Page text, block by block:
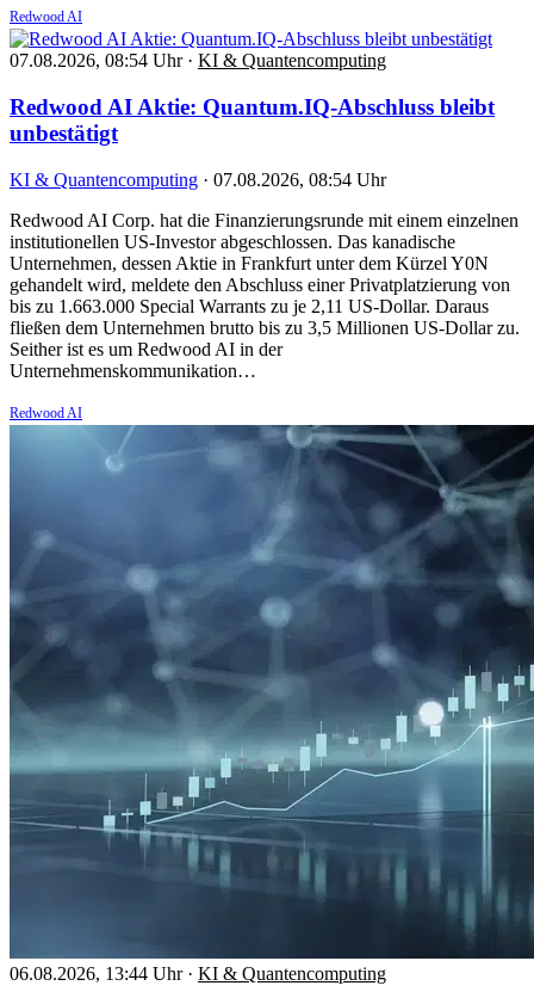
Redwood AI
07.08.2026, 08:54 Uhr · KI & Quantencomputing
Redwood AI Aktie: Quantum.IQ-Abschluss bleibt
unbestätigt
KI & Quantencomputing · 07.08.2026, 08:54 Uhr
Redwood AI Corp. hat die Finanzierungsrunde mit einem einzelnen
institutionellen US-Investor abgeschlossen. Das kanadische
Unternehmen, dessen Aktie in Frankfurt unter dem Kürzel Y0N
gehandelt wird, meldete den Abschluss einer Privatplatzierung von
bis zu 1.663.000 Special Warrants zu je 2,11 US-Dollar. Daraus
fließen dem Unternehmen brutto bis zu 3,5 Millionen US-Dollar zu.
Seither ist es um Redwood AI in der
Unternehmenskommunikation…
Redwood AI
06.08.2026, 13:44 Uhr · KI & Quantencomputing